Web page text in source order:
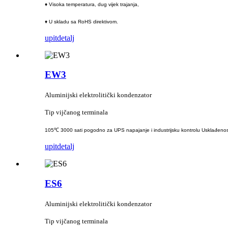
♦ Visoka temperatura, dug vijek trajanja,
♦ U skladu sa RoHS direktivom.
upitdetalj
EW3
Aluminijski elektrolitički kondenzator
Tip vijčanog terminala
105℃ 3000 sati pogodno za UPS napajanje i industrijsku kontrolu
upitdetalj
ES6
Aluminijski elektrolitički kondenzator
Tip vijčanog terminala